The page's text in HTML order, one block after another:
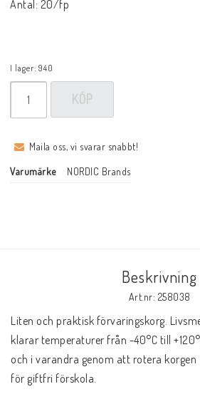
Antal: 20/fp
I lager: 940
KÖP
Maila oss, vi svarar snabbt!
Varumärke NORDIC Brands
Beskrivning
Art.nr: 258038
Liten och praktisk förvaringskorg.
klarar temperaturer från -40°C till
och i varandra genom att rotera korgen
för giftfri förskola.